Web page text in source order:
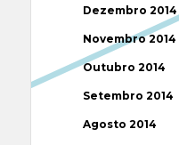
Dezembro 2014
Novembro 2014
Outubro 2014
Setembro 2014
Agosto 2014